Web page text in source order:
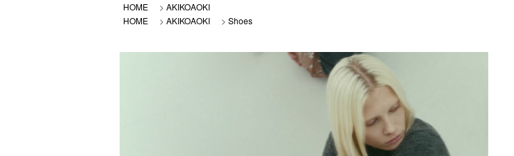
HOME
> AKIKOAOKI
HOME
> AKIKOAOKI > Shoes